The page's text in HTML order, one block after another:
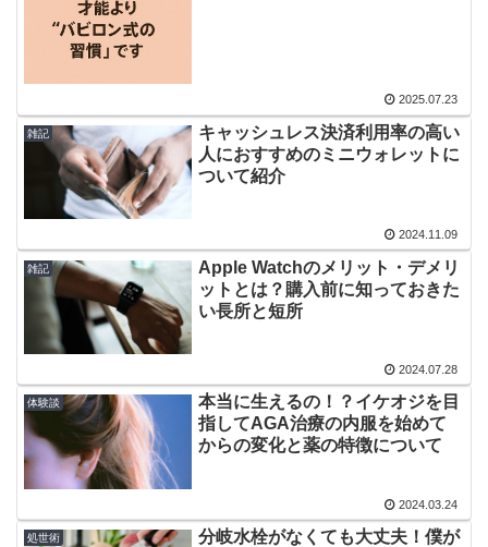
2025.07.23
雑記
キャッシュレス決済利用率の高い
人におすすめのミニウォレットに
ついて紹介
2024.11.09
雑記
Apple Watchのメリット・デメリ
ットとは？購入前に知っておきた
い長所と短所
2024.07.28
体験談
本当に生えるの！？イケオジを目
指してAGA治療の内服を始めて
からの変化と薬の特徴について
2024.03.24
処世術
分岐水栓がなくても大丈夫！僕が